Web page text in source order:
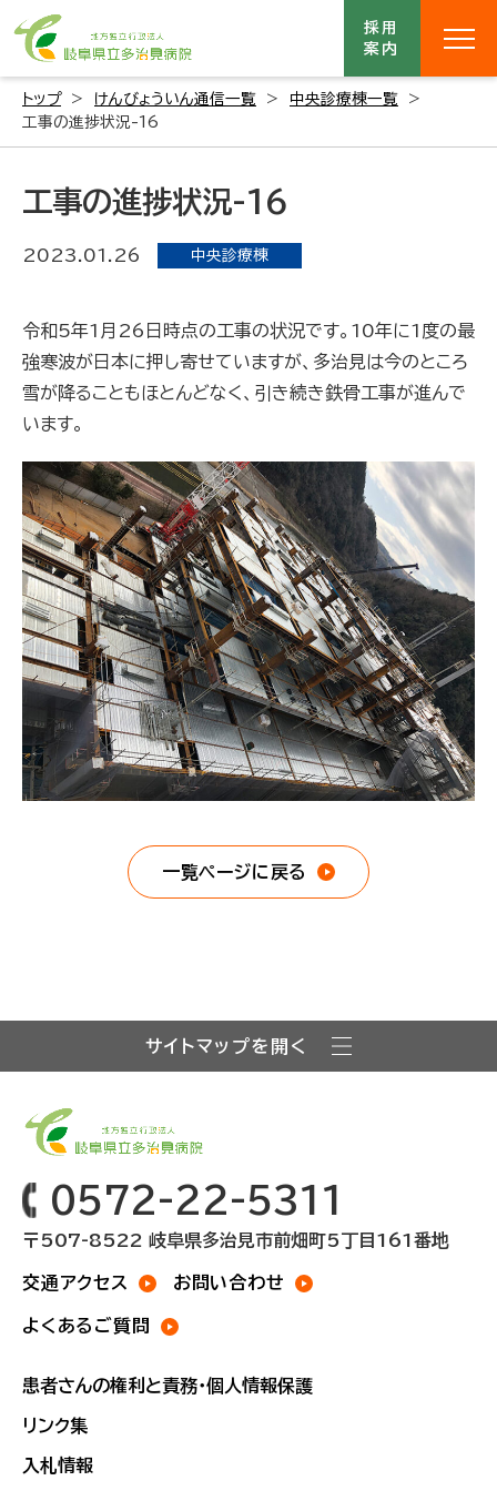
採用
案内
トップ けんびょういん通信一覧
中央診療棟一覧
工事の進捗状況-16
工事の進捗状況-16
2023.01.26 中央診療棟
令和5年1月26日時点の工事の状況です。10年に1度の最
強寒波が日本に押し寄せていますが、多治見は今のところ
雪が降ることもほとんどなく、引き続き鉄骨工事が進んで
います。
一覧ページに戻る
サイトマップを開く
0572-22-5311
〒507-8522 岐阜県多治見市前畑町5丁目161番地
交通アクセス お問い合わせ
よくあるご質問
患者さんの権利と責務・個人情報保護
リンク集
入札情報